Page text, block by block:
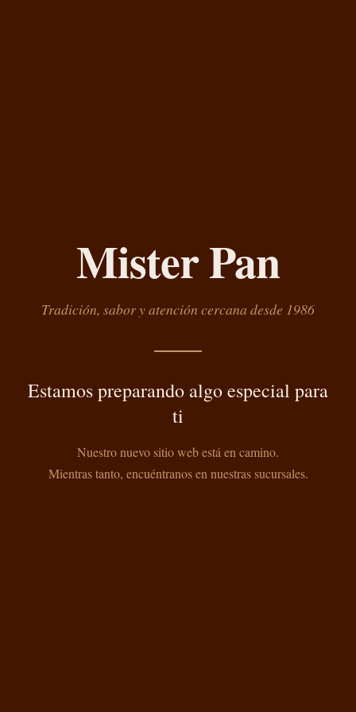
Mister Pan
Tradición, sabor y atención cercana desde 1986
Estamos preparando algo especial para
ti
Nuestro nuevo sitio web está en camino.
Mientras tanto, encuéntranos en nuestras sucursales.